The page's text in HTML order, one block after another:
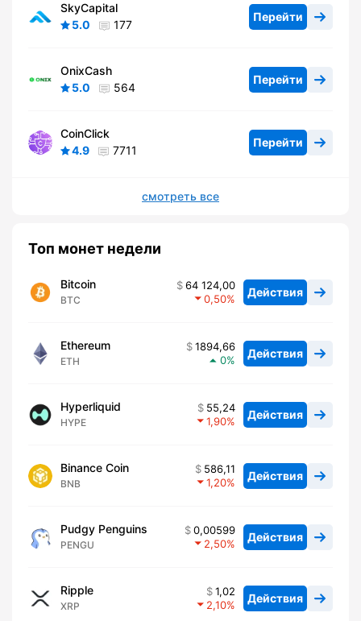
SkyCapital
5.0
177
Перейти
OnixCash
5.0
564
Перейти
CoinClick
4.9
7711
Перейти
смотреть все
Топ монет недели
Bitcoin
BTC
64 124,00
0,50
Действия
Ethereum
ETH
1894,66
0
Действия
Hyperliquid
HYPE
55,24
1,90
Действия
Binance Coin
BNB
586,11
1,20
Действия
Pudgy Penguins
PENGU
0,00599
2,50
Действия
Ripple
XRP
1,02
2,10
Действия